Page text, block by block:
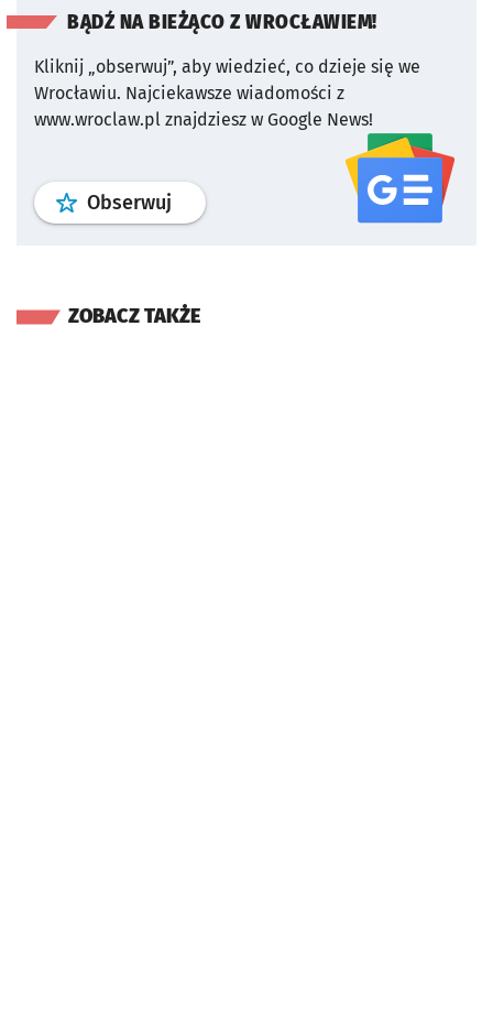
BĄDŹ NA BIEŻĄCO Z WROCŁAWIEM!
Kliknij „obserwuj”, aby wiedzieć, co dzieje się we
Wrocławiu. Najciekawsze wiadomości z
www.wroclaw.pl znajdziesz w Google News!
Obserwuj profil serwisu
ZOBACZ TAKŻE